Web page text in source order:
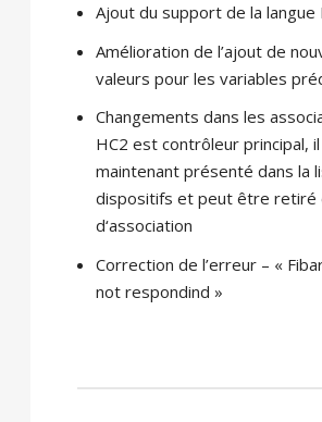
Ajout du supportde la langue
Amélioration de l’ajout de
valeurs pour les variables
Changements dans les
HC2 estcontrôleurprincipal,
maintenant présenté dans la
dispositifs et peut être retiré
d‘association
Correction de l’erreur – «
not respondind »